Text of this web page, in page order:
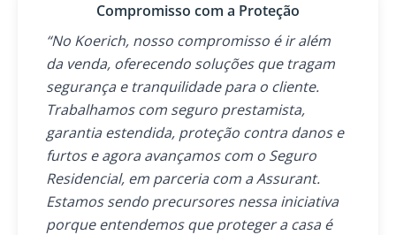
Compromisso com a Proteção
“No Koerich, nosso compromisso é ir além
da venda, oferecendo soluções que tragam
segurança e tranquilidade para o cliente.
Trabalhamos com seguro prestamista,
garantia estendida, proteção contra danos e
furtos e agora avançamos com o Seguro
Residencial, em parceria com a Assurant.
Estamos sendo precursores nessa iniciativa
porque entendemos que proteger a casa é